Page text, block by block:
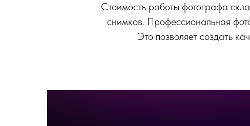
Стоимость работы фотографа
снимков. Профессиональная
Это позволяет создать